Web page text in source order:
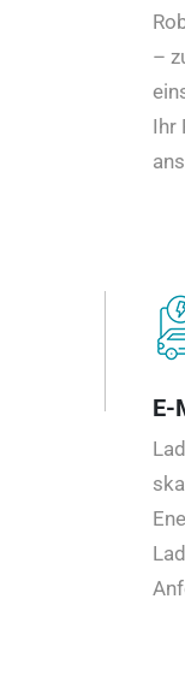
–
Ihr
E-